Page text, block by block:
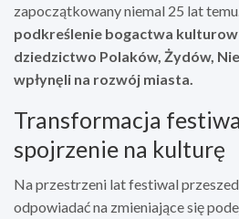
zapoczątkowany niemal 25 lat temu.
podkreślenie bogactwa
dziedzictwo Polaków, Żydów,
wpłynęli na rozwój miasta.
Transformacja
spojrzenie na kulturę
Na przestrzeni lat festiwal
odpowiadać na zmieniające się